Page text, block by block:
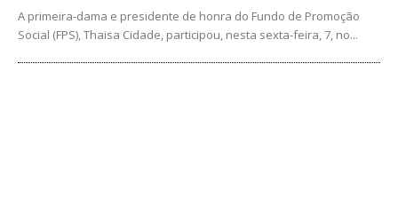
A primeira-dama e presidente de honra do Fundo de Promoção
Social (FPS), Thaisa Cidade, participou, nesta sexta-feira, 7, no...